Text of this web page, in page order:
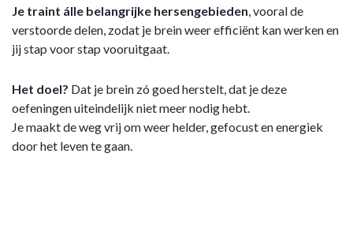
Je traint álle belangrijke hersengebieden , vooral de
verstoorde delen, zodat je brein weer efficiënt kan werken en
jij stap voor stap vooruitgaat.
Het doel? Dat je brein zó goed herstelt, dat je deze
oefeningen uiteindelijk niet meer nodig hebt.
Je maakt de weg vrij om weer helder, gefocust en energiek
door het leven te gaan.